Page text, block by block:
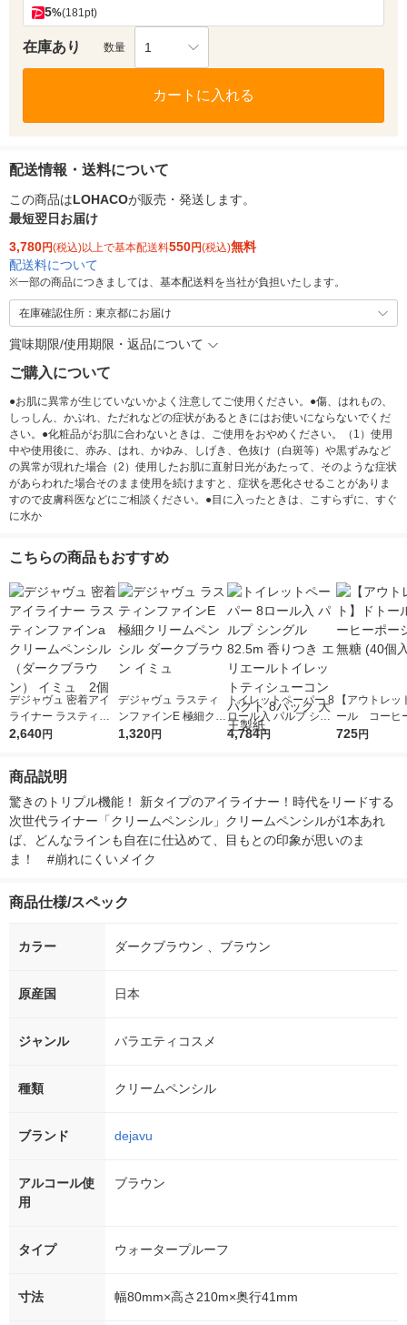
5%(181pt)
在庫あり 数量 1
カートに入れる
配送情報・送料について
この商品はLOHACOが販売・発送します。
最短翌日お届け
3,780円(税込)以上で基本配送料550円(税込)無料
配送料について
※一部の商品につきましては、基本配送料を当社が負担いたします。
在庫確認住所：東京都にお届け
賞味期限/使用期限・返品について
ご購入について
●お肌に異常が生じていないかよく注意してご使用ください。●傷、はれもの、
しっしん、かぶれ、ただれなどの症状があるときにはお使いにならないでくだ
さい。●化粧品がお肌に合わないときは、ご使用をおやめください。（1）使用
中や使用後に、赤み、はれ、かゆみ、しげき、色抜け（白斑等）や黒ずみなど
の異常が現れた場合（2）使用したお肌に直射日光があたって、そのような症状
があらわれた場合そのまま使用を続けますと、症状を悪化させることがありま
すので皮膚科医などにご相談ください。●目に入ったときは、こすらずに、すぐ
に水か
こちらの商品もおすすめ
デジャヴュ 密着アイ
ライナー ラスティン
ファインa クリームペ
2,640円
デジャヴュ ラスティ
ンファインE 極細クリ
ームペンシル ダーク
1,320円
トイレットペーパー 8
ロール入 パルプ シン
グル 82.5m 香りつき
4,784円
【アウトレッ
ール コーヒ
ョン 無糖 (40
725円
商品説明
驚きのトリプル機能！ 新タイプのアイライナー！時代をリードする
次世代ライナー「クリームペンシル」クリームペンシルが1本あれ
ば、どんなラインも自在に仕込めて、目もとの印象が思いのま
ま！　#崩れにくいメイク
商品仕様/スペック
カラー ダークブラウン 、ブラウン
原産国 日本
ジャンル バラエティコスメ
種類 クリームペンシル
ブランド dejavu
アルコール使
用
ブラウン
タイプ ウォータープルーフ
寸法 幅80mm×高さ210m×奥行41mm